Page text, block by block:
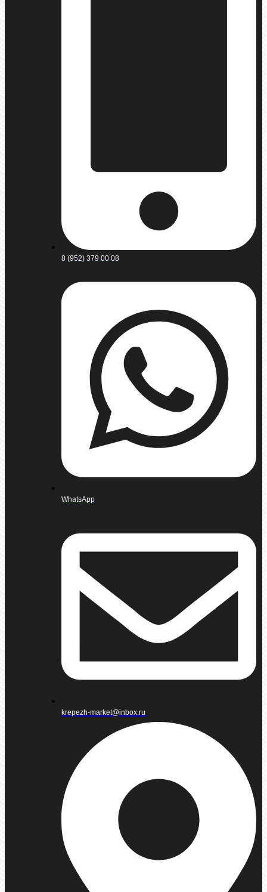
8 (952) 379 00 08
WhatsApp
krepezh-market@inbox.ru